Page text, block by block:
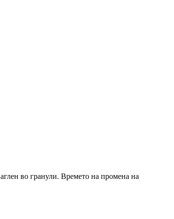
во гранули. Времето на промена на